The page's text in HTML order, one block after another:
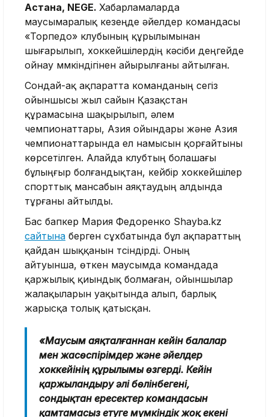
Астана, NEGE. Хабарламаларда
маусымаралық кезеңде әйелдер командасы
«Торпедо» клубының құрылымынан
шығарылып, хоккейшілердің кәсіби деңгейде
ойнау мүмкіндігінен айырылғаны айтылған.
Сондай-ақ ақпаратта команданың сегіз
ойыншысы жыл сайын Қазақстан
құрамасына шақырылып, әлем
чемпионаттары, Азия ойындары және Азия
чемпионаттарында ел намысын қорғайтыны
көрсетілген. Алайда клубтың болашағы
бұлыңғыр болғандықтан, кейбір хоккейшілер
спорттық мансабын аяқтаудың алдында
тұрғаны айтылды.
Бас бапкер Мария Федоренко Shayba.kz
сайтына берген сұхбатында бұл ақпараттың
қайдан шыққанын түсіндірді. Оның
айтуынша, өткен маусымда командада
қаржылық қиындық болмаған, ойыншылар
жалақыларын уақытында алып, барлық
жарысқа толық қатысқан.
«Маусым аяқталғаннан кейін балалар
мен жасөспірімдер және әйелдер
хоккейінің құрылымы өзгерді. Кейін
қаржыландыру әлі бөлінбегені,
сондықтан ересектер командасын
қамтамасыз етуге мүмкіндік жоқ екені